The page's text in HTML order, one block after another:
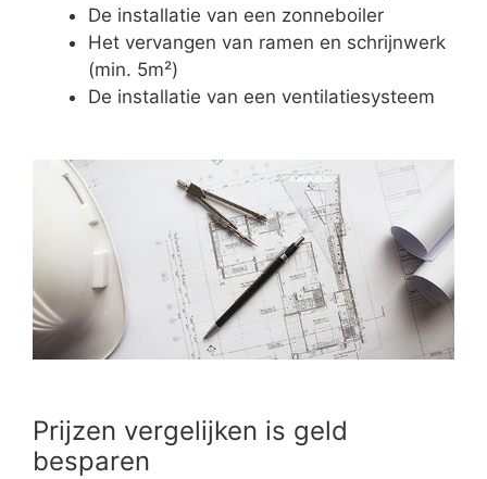
De installatie van een zonneboiler
Het vervangen van ramen en schrijnwerk
(min. 5m²)
De installatie van een ventilatiesysteem
Prijzen vergelijken is geld
besparen